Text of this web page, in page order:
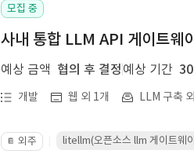
모집 중
사내 통합 LLM API 게이트웨
예상 금액 협의 후 결정 예상 기간
개발 웹 외 1개 LLM 구축
📔 외주 litellm(오픈소스 llm 게이트웨